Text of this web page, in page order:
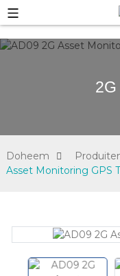
Doheem
Asset Monitoring GPS